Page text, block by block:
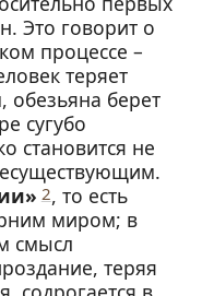
Это говорит о
процессе –
теряет
берет
сугубо
становится не
2, то есть
миром; в
смысл
теряя